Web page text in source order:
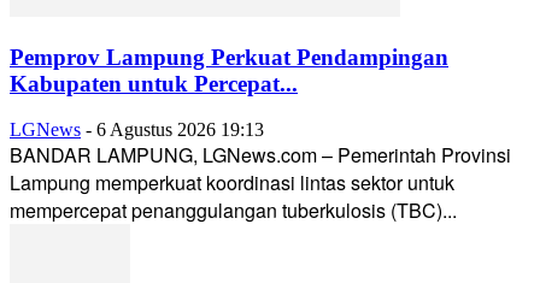
Pemprov Lampung Perkuat Pendampingan
Kabupaten untuk Percepat...
LGNews - 6 Agustus 2026 19:13
BANDAR LAMPUNG, LGNews.com – Pemerintah Provinsi
Lampung memperkuat koordinasi lintas sektor untuk
mempercepat penanggulangan tuberkulosis (TBC)...